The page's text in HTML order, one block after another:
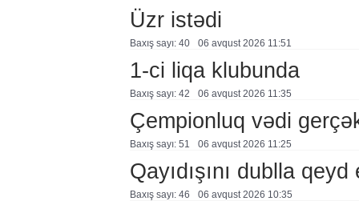
Üzr istədi
Baxış sayı: 40 06 avqust 2026 11:51
1-ci liqa klubunda
Baxış sayı: 42 06 avqust 2026 11:35
Çempionluq vədi
Baxış sayı: 51 06 avqust 2026 11:25
Qayıdışını dublla qeyd
Baxış sayı: 46 06 avqust 2026 10:35